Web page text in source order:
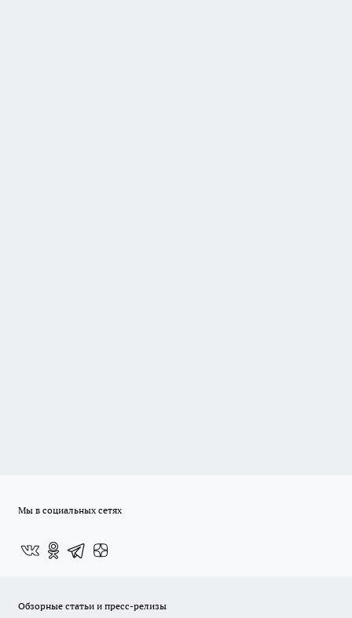
Мы в социальных сетях
Обзорные статьи и пресс-релизы